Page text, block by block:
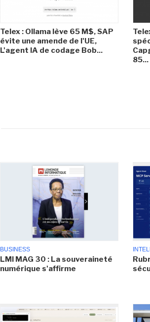
Telex : Ollama lève 65 M$, SAP
évite une amende de l'UE,
L'agent IA de codage Bob...
85...
BUSINESS
LMI MAG 30 : La souveraineté
numérique s'affirme